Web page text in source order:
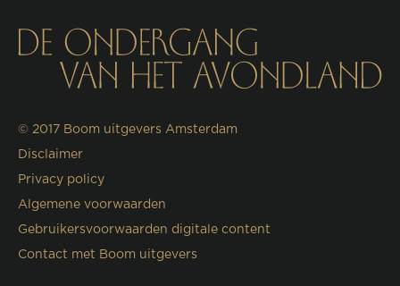
© 2017 Boom uitgevers Amsterdam
Disclaimer
Privacy policy
Algemene voorwaarden
Gebruikersvoorwaarden digitale content
Contact met Boom uitgevers